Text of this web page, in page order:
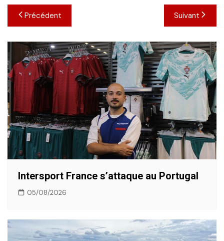
Navigation
de
l’article
Précédent Suivant
Intersport France s’attaque au Portugal
05/08/2026